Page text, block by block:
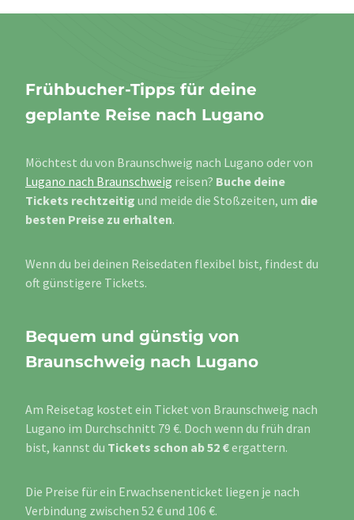
Frühbucher-Tipps für deine
geplante Reise nach Lugano
Möchtest du von Braunschweig nach Lugano oder von
Lugano nach Braunschweig reisen? Buche deine
Tickets rechtzeitig und meide die Stoßzeiten, um die
besten Preise zu erhalten.
Wenn du bei deinen Reisedaten flexibel bist, findest du
oft günstigere Tickets.
Bequem und günstig von
Braunschweig nach Lugano
Am Reisetag kostet ein Ticket von Braunschweig nach
Lugano im Durchschnitt 79 €. Doch wenn du früh dran
bist, kannst du Tickets schon ab 52 €ergattern.
Die Preise für ein Erwachsenenticket liegen je nach
Verbindung zwischen 52 € und 106 €.